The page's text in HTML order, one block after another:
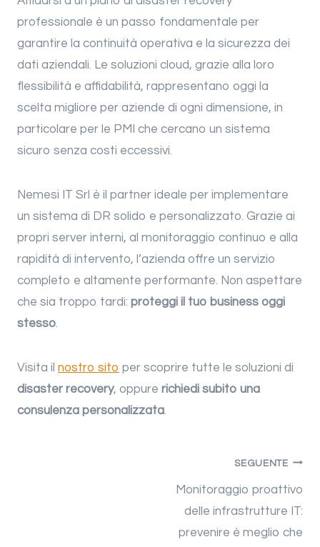
professionale è un passo fondamentale per
garantire la continuità operativa e la sicurezza dei
dati aziendali. Le soluzioni cloud, grazie alla loro
flessibilità e affidabilità, rappresentano oggi la
scelta migliore per aziende di ogni dimensione, in
particolare per le PMI che cercano un sistema
sicuro senza costi eccessivi.
Nemesi IT Srl è il partner ideale per implementare
un sistema di DR solido e personalizzato. Grazie ai
propri server interni, al monitoraggio continuo e alla
rapidità di intervento, l’azienda offre un servizio
completo e altamente performante. Non aspettare
che sia troppo tardi: proteggi il tuo business oggi
stesso.
Visita il nostro sito per scoprire tutte le soluzioni di
disaster recovery, oppure richiedi subito una
consulenza personalizzata.
SEGUENTE
Monitoraggio proattivo
delle infrastrutture IT:
prevenire è meglio che